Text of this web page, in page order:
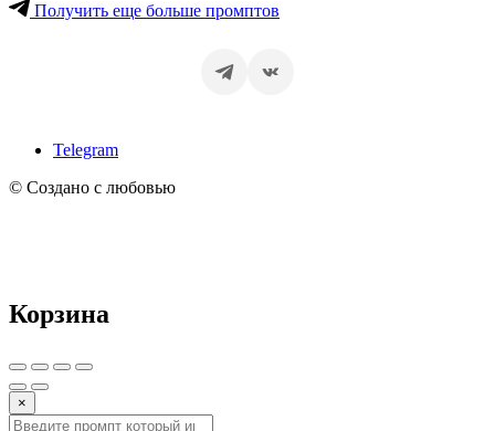
Получить еще больше промптов
Telegram
© Создано с любовью
Корзина
×